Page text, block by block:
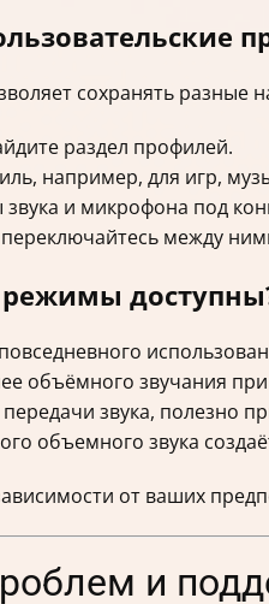
сохранять разные
раздел профилей.
например, для игр,
и микрофона под
между
объёмного звучания
звука, полезно
объемного звука
от ваших
и